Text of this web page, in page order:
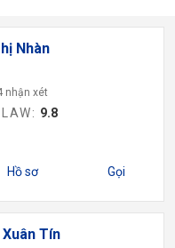
Nhàn
nhận xét
9.8
Hồ sơ Gọi
Tín